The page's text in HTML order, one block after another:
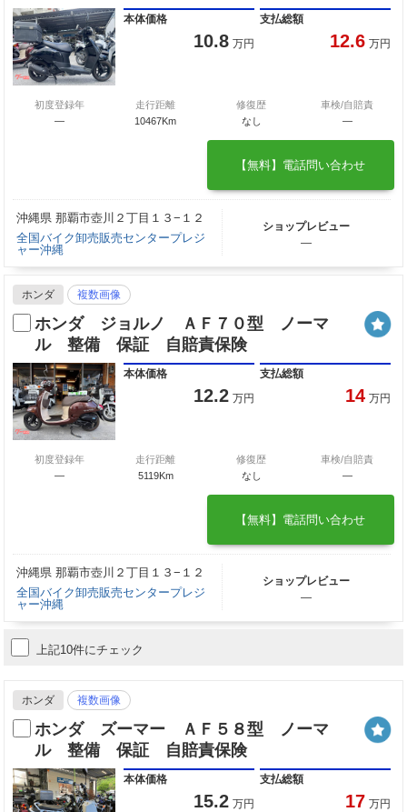
本体価格
10.8 万円
支払総額
12.6 万円
初度登録年
—
走行距離
10467Km
修復歴
なし
車検/自賠責
―
【無料】電話問い合わせ
沖縄県 那覇市壺川２丁目１３−１２
全国バイク卸売販売センタープレジ
ャー沖縄
ショップレビュー
―
ホンダ 複数画像
ホンダ ジョルノ ＡＦ７０型 ノーマ
ル 整備 保証 自賠責保険
本体価格
12.2 万円
支払総額
14 万円
初度登録年
—
走行距離
5119Km
修復歴
なし
車検/自賠責
―
【無料】電話問い合わせ
沖縄県 那覇市壺川２丁目１３−１２
全国バイク卸売販売センタープレジ
ャー沖縄
ショップレビュー
―
上記10件にチェック
ホンダ 複数画像
ホンダ ズーマー ＡＦ５８型 ノーマ
ル 整備 保証 自賠責保険
本体価格
15.2 万円
支払総額
17 万円